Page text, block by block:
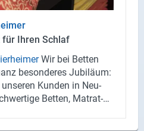
für Ihren Schlaf
Wir bei Bet­ten
be­son­de­res Ju­bi­lä­um:
Kun­den in Neu­
Bet­ten, Ma­trat­